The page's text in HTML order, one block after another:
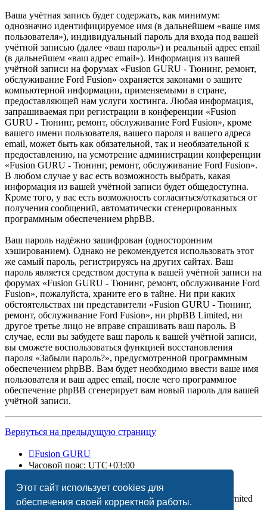
Этот сайт использует cookies для
обеспечения своей корректной работы.
Ваша учётная запись будет содержать, как минимум:
однозначно идентифицируемое имя (в дальнейшем «ваше имя
пользователя»), индивидуальный пароль для входа под вашей
учётной записью (далее «ваш пароль») и реальный адрес email
(в дальнейшем «ваш адрес email»). Информация из вашей
учётной записи на форумах «Fusion GURU - Тюнинг, ремонт,
обслуживание Ford Fusion» охраняется законами о защите
компьютерной информации, применяемыми в стране,
предоставляющей нам услуги хостинга. Любая информация,
запрашиваемая при регистрации в конференции «Fusion
GURU - Тюнинг, ремонт, обслуживание Ford Fusion», кроме
вашего имени пользователя, вашего пароля и вашего адреса
email, может быть как обязательной, так и необязательной к
предоставлению, на усмотрение администрации конференции
«Fusion GURU - Тюнинг, ремонт, обслуживание Ford Fusion».
В любом случае у вас есть возможность выбрать, какая
информация из вашей учётной записи будет общедоступна.
Кроме того, у вас есть возможность согласиться/отказаться от
получения сообщений, автоматически сгенерированных
программным обеспечением phpBB.
Ваш пароль надёжно зашифрован (односторонним
хэшированием). Однако не рекомендуется использовать этот
же самый пароль, регистрируясь на других сайтах. Ваш
пароль является средством доступа к вашей учётной записи на
форумах «Fusion GURU - Тюнинг, ремонт, обслуживание Ford
Fusion», пожалуйста, храните его в тайне. Ни при каких
обстоятельствах ни представители «Fusion GURU - Тюнинг,
ремонт, обслуживание Ford Fusion», ни phpBB Limited, ни
другое третье лицо не вправе спрашивать ваш пароль. В
случае, если вы забудете ваш пароль к вашей учётной записи,
вы сможете воспользоваться функцией восстановления
пароля «Забыли пароль?», предусмотренной программным
обеспечением phpBB. Вам будет необходимо ввести ваше имя
пользователя и ваш адрес email, после чего программное
обеспечение phpBB сгенерирует вам новый пароль для вашей
учётной записи.
Вернуться на предыдущую страницу
Fusion GURU
Часовой пояс: UTC+03:00
Создано на основеphpBB® Forum Software © phpBB Limited